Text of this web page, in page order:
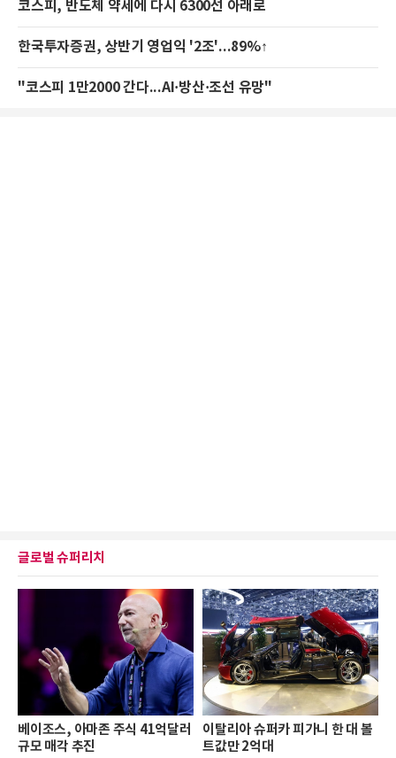
코스피, 반도체 약세에 다시 6300선 아래로
한국투자증권, 상반기 영업익 '2조'...89%↑
"코스피 1만2000 간다...AI·방산·조선 유망"
글로벌 슈퍼리치
베이조스, 아마존 주식 41억달러
규모 매각 추진
이탈리아 슈퍼카 피가니 한 대 볼
트값만 2억대